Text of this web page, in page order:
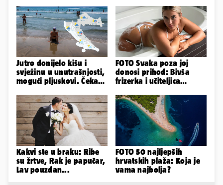
Jutro donijelo kišu i
svježinu u unutrašnjosti,
mogući pljuskovi. Čeka
36
FOTO Svaka poza joj
donosi prihod: Bivša
frizerka i učiteljica
Instagram
Kakvi ste u braku: Ribe
su žrtve, Rak je papučar,
Lav pouzdan...
FOTO 50 najljepših
hrvatskih plaža: Koja je
vama najbolja?